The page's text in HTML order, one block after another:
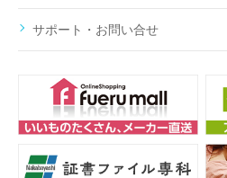
サポート・お問い合せ